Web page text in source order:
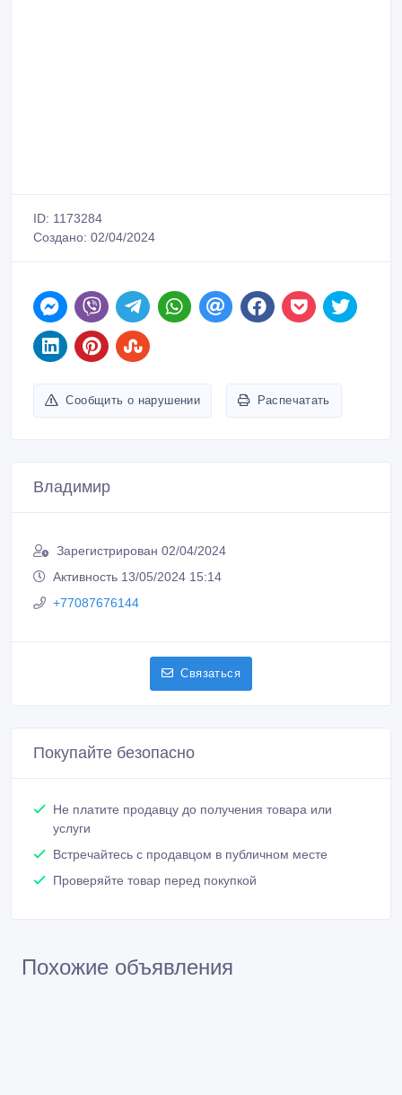
ID: 1173284
Создано: 02/04/2024
Сообщить о нарушении Распечатать
Владимир
Зарегистрирован 02/04/2024
Активность 13/05/2024 15:14
+77087676144
Связаться
Покупайте безопасно
Не платите продавцу до получения товара или
услуги
Встречайтесь с продавцом в публичном месте
Проверяйте товар перед покупкой
Похожие объявления